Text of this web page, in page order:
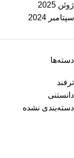
ژوئن 2025
سپتامبر 2024
دسته‌ها
ترفند
دانستنی
دسته‌بندی نشده